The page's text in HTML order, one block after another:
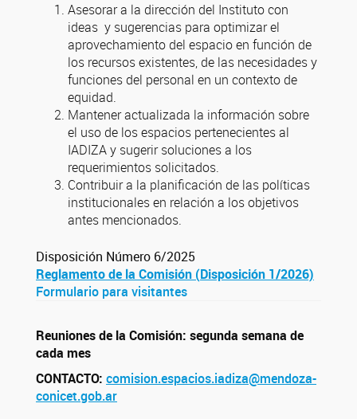
Asesorar a la dirección del Instituto con
ideas y sugerencias para optimizar el
aprovechamiento del espacio en función de
los recursos existentes, de las necesidades y
funciones del personal en un contexto de
equidad.
Mantener actualizada la información sobre
el uso de los espacios pertenecientes al
IADIZA y sugerir soluciones a los
requerimientos solicitados.
Contribuir a la planificación de las políticas
institucionales en relación a los objetivos
antes mencionados.
Disposición Número 6/2025
Reglamento de la Comisión (Disposición 1/2026)
Formulario para visitantes
Reuniones de la Comisión: segunda semana de
cada mes
CONTACTO: comision.espacios.iadiza@mendoza-
conicet.gob.ar